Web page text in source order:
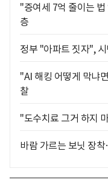
"증여세 7억 줄이는
층
정부 "아파트 짓자",
"AI 해킹 어떻게 막냐
찰
"도수치료 그거 하지
바람 가르는 보닛 장